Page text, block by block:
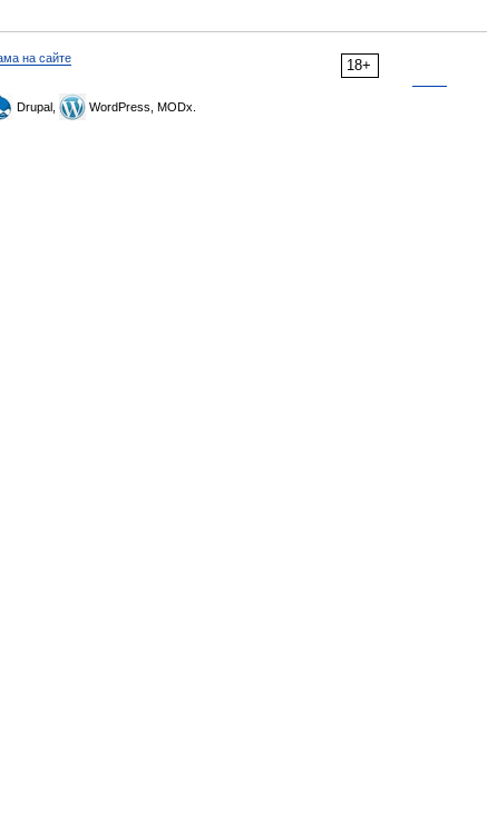
18+
на сайте
Drupal, WordPress, MODx.